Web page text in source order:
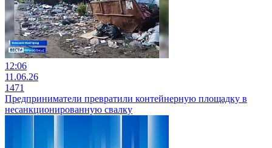
12:06
11.06.26
1471
Предприниматели превратили контейнерную площадку в
несанкционированную свалку